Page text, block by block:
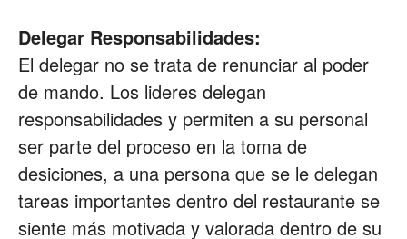
Delegar Responsabilidades:
El delegar no se trata de renunciar al poder
de mando. Los lideres delegan
responsabilidades y permiten a su personal
ser parte del proceso en la toma de
desiciones, a una persona que se le delegan
tareas importantes dentro del restaurante se
siente más motivada y valorada dentro de su